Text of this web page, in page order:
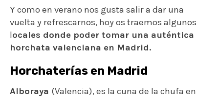
Y como en verano nos gusta salir a dar una
vuelta y refrescarnos, hoy os traemos algunos
locales donde poder tomar una auténtica
horchata valenciana en Madrid.
Horchaterías en Madrid
Alboraya (Valencia), es la cuna de la chufa en